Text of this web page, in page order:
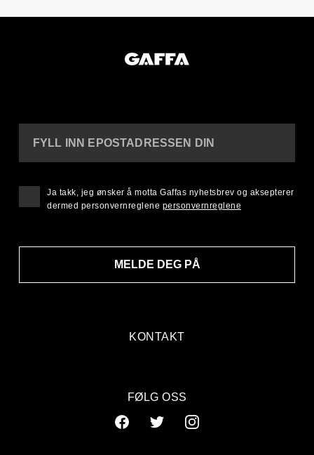
KONTAKT
FYLL INN EPOSTADRESSEN DIN
MELDE DEG PÅ
Ja takk, jeg ønsker å motta Gaffas nyhetsbrev og aksepterer
dermed personvernreglene personvernreglene
FØLG OSS